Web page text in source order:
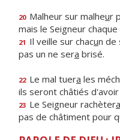
20 Malheur sur malheur
mais le Seigneur chaque
21 Il veille sur chacun de
pas un ne sera brisé.
22 Le mal tuera les
ils seront châtiés d'avoir
23 Le Seigneur rachètera
pas de châtiment pour